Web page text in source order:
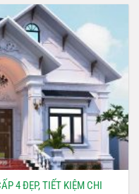
4 ĐẸP, TIẾT KIỆM CHI